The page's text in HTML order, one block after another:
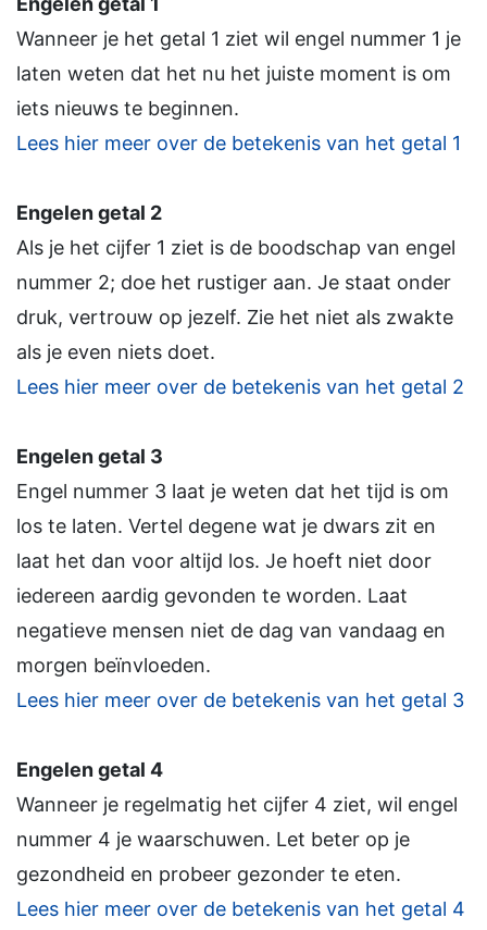
Wanneer je het getal 1 ziet wil engel nummer 1 je
laten weten dat het nu het juiste moment is om
iets nieuws te beginnen.
Lees hier meer over de betekenis van het getal 1
Engelen getal 2
Als je het cijfer 1 ziet is de boodschap van engel
nummer 2; doe het rustiger aan. Je staat onder
druk, vertrouw op jezelf. Zie het niet als zwakte
als je even niets doet.
Lees hier meer over de betekenis van het getal 2
Engelen getal 3
Engel nummer 3 laat je weten dat het tijd is om
los te laten. Vertel degene wat je dwars zit en
laat het dan voor altijd los. Je hoeft niet door
iedereen aardig gevonden te worden. Laat
negatieve mensen niet de dag van vandaag en
morgen beïnvloeden.
Lees hier meer over de betekenis van het getal 3
Engelen getal 4
Wanneer je regelmatig het cijfer 4 ziet, wil engel
nummer 4 je waarschuwen. Let beter op je
gezondheid en probeer gezonder te eten.
Lees hier meer over de betekenis van het getal 4